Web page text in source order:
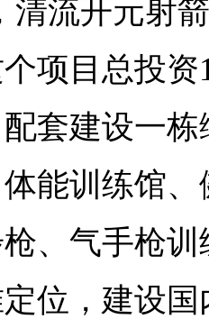
清流开元射
项目总投资
套建设一
能训练馆
、气手枪
位，建设